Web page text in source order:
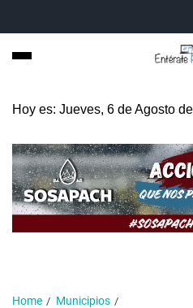
Hoy es: Jueves, 6 de Agosto
Home
Municipios